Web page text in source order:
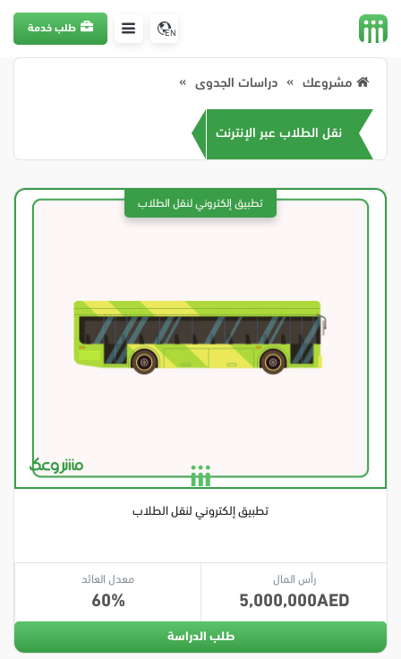
EN طلب خدمة
مشروعك دراسات الجدوى
نقل الطلاب عبر الإنترنت
تطبيق إلكتروني لنقل الطلاب
رأس المال
5,000,000
معدل العائد
60
طلب الدراسة